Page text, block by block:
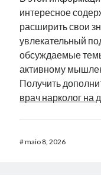
интересное
расширить свои
увлекательный
обсуждаемые
активному
Получить
врач нарколог на
#maio 8, 2026